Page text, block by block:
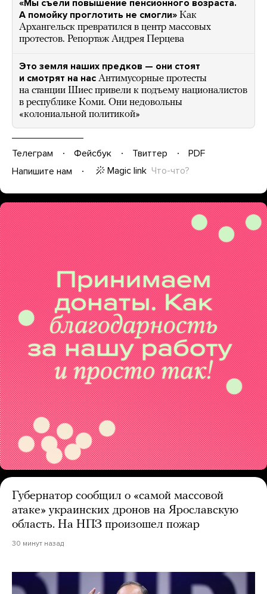
«Мы съели повышение пенсионного возраста.
А помойку проглотить не смогли» Как
Архангельск превратился в центр массовых
протестов. Репортаж Андрея Перцева
Это земля наших предков — они стоят
и смотрят на нас Антимусорные протесты
на станции Шиес привели к подъему националистов
в республике Коми. Они недовольны
«колониальной политикой»
Телеграм Фейсбук Твиттер
PDF
Напишите нам
Magic link Что-что?
Губернатор сообщил о «самой массовой
атаке» украинских дронов на Ярославскую
область. На НПЗ произошел пожар
30 минут назад